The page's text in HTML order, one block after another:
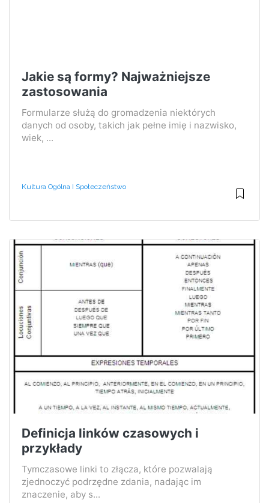
Jakie są formy? Najważniejsze
zastosowania
Formularze służą do gromadzenia niektórych
danych od osoby, takich jak pełne imię i nazwisko,
wiek, ...
Kultura Ogólna I Społeczeństwo
Definicja linków czasowych i
przykłady
Tymczasowe linki to złącza, które pozwalają
zjednoczyć podrzędne zdania, nadając im
znaczenie, aby s...